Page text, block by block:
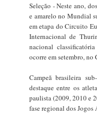
Seleção - Neste ano,
e amarelo no Mundial
em etapa do Circuito
Internacional de
nacional
ocorre em setembro, no
Campeã brasileira
destaque entre os
paulista (2009, 2010 e
fase regional dos Jogos